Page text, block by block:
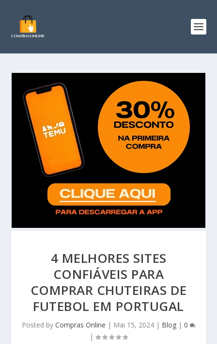
4 MELHORES SITES
CONFIÁVEIS PARA
COMPRAR CHUTEIRAS DE
FUTEBOL EM PORTUGAL
Posted by Compras Online | Mai 15, 2024| Blog| 0
|